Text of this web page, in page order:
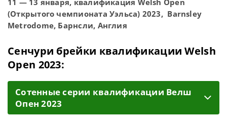
(Открытого чемпионата Уэльса) 2023, Barnsley
Metrodome, Барнсли, Англия
Сенчури брейки квалификации Welsh
Open 2023:
Cотенные серии квалификации Велш
Опен 2023